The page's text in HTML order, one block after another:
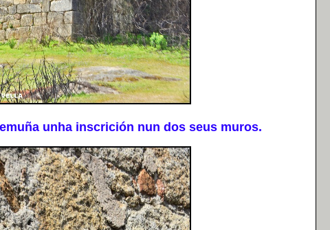
unha inscrición nun dos seus muros.